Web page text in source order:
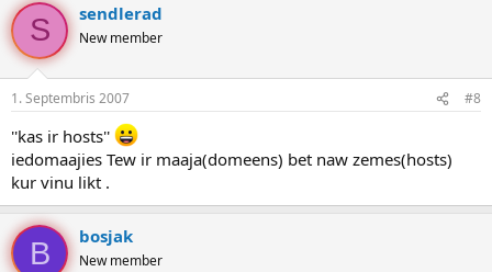
S sendlerad
New member
1. Septembris 2007 #8
''kas ir hosts''
iedomaajies Tew ir maaja(domeens) bet naw zemes(hosts)
kur vinu likt .
B bosjak
New member